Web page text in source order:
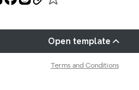
Open template
Terms and Conditions